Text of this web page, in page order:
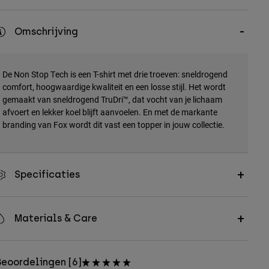
Omschrijving
De Non Stop Tech is een T-shirt met drie troeven: sneldrogend
comfort, hoogwaardige kwaliteit en een losse stijl. Het wordt
gemaakt van sneldrogend TruDri™, dat vocht van je lichaam
afvoert en lekker koel blijft aanvoelen. En met de markante
branding van Fox wordt dit vast een topper in jouw collectie.
Specificaties
Materials & Care
[6]